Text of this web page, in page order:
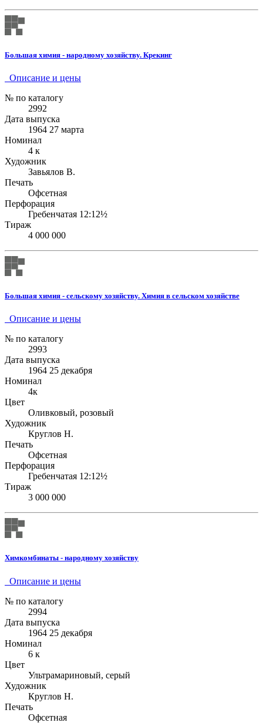
Большая химия - народному хозяйству. Крекинг
Описание и цены
№ по каталогу
2992
Дата выпуска
1964 27 марта
Номинал
4 к
Художник
Завьялов В.
Печать
Офсетная
Перфорация
Гребенчатая 12:12½
Тираж
4 000 000
Большая химия - сельскому хозяйству. Химия в сельском хозяйстве
Описание и цены
№ по каталогу
2993
Дата выпуска
1964 25 декабря
Номинал
4к
Цвет
Оливковый, розовый
Художник
Круглов Н.
Печать
Офсетная
Перфорация
Гребенчатая 12:12½
Тираж
3 000 000
Химкомбинаты - народному хозяйству
Описание и цены
№ по каталогу
2994
Дата выпуска
1964 25 декабря
Номинал
6 к
Цвет
Ультрамариновый, серый
Художник
Круглов Н.
Печать
Офсетная